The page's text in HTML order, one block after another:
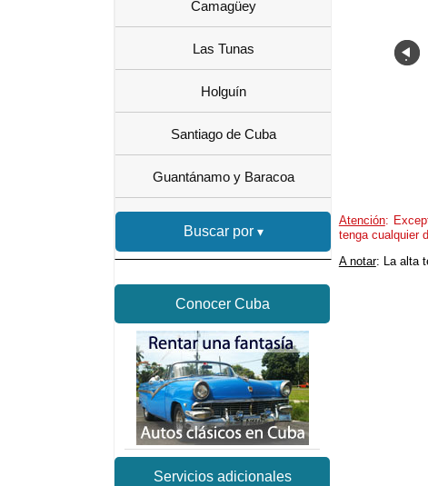
Camagüey
Las Tunas
Holguín
Santiago de Cuba
Guantánamo y Baracoa
Buscar por
.
Atención:
tenga cualquier
A notar: La alta
Conocer Cuba
Servicios adicionales